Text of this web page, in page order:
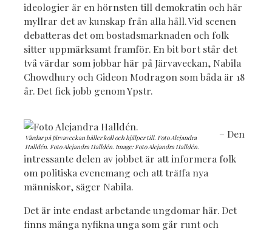
ideologier är en hörnsten till demokratin och här
myllrar det av kunskap från alla håll. Vid scenen
debatteras det om bostadsmarknaden och folk
sitter uppmärksamt framför. En bit bort står det
två värdar som jobbar här på Järvaveckan, Nabila
Chowdhury och Gideon Modragon som båda är 18
år. Det fick jobb genom Ypstr.
Värdar på Järvaveckan håller koll och hjälper till. Foto Alejandra
Halldén. Foto Alejandra Halldén. Image: Foto Alejandra Halldén.
– Den
intressante delen av jobbet är att informera folk
om politiska evenemang och att träffa nya
människor, säger Nabila.
Det är inte endast arbetande ungdomar här. Det
finns många nyfikna unga som går runt och